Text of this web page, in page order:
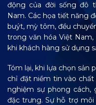
động của đời sống đô
Nam. Các họa tiết năng
buýt, mỳ tôm, đều
trong văn hóa Việt
khi khách hàng sử dụng
Tóm lại, khi lựa chọn sản
chỉ đặt niềm tin vào
nghiệm sự phong cách,
đặc trưng. Sự hỗ trợ